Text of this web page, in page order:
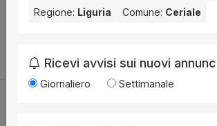
Prova a modificare i parametri di ricerca:
Regione: Liguria Comune: Ceriale
Ricevi avvisi sui nuovi
Giornaliero Settimanale